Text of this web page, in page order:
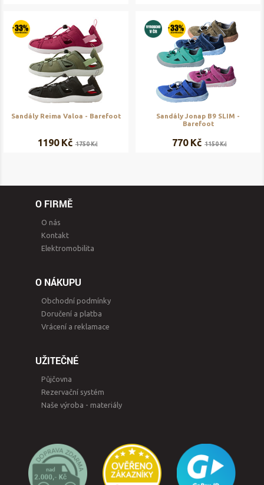
Sandály Reima Valoa - Barefoot
1190 Kč 1750 Kč
Sandály Jonap B9 SLIM -
Barefoot
770 Kč 1150 Kč
O FIRMĚ
O nás
Kontakt
Elektromobilita
O NÁKUPU
Obchodní podmínky
Doručení a platba
Vrácení a reklamace
UŽITEČNÉ
Půjčovna
Rezervační systém
Naše výroba - materiály